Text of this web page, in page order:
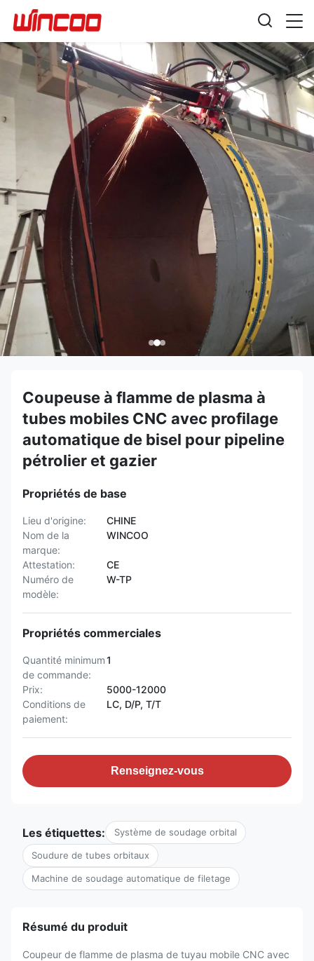
Coupeuse à flamme de plasma à
tubes mobiles CNC avec profilage
automatique de bisel pour pipeline
pétrolier et gazier
Propriétés de base
Lieu d'origine:
CHINE
Nom de la
marque:
WINCOO
Attestation:
CE
Numéro de
modèle:
W-TP
Propriétés commerciales
Quantité minimum
de commande:
1
Prix:
5000-12000
Conditions de
paiement:
LC, D/P, T/T
Renseignez-vous
Les étiquettes: Système de soudage orbital
Soudure de tubes orbitaux
Machine de soudage automatique de filetage
Résumé du produit
Coupeur de flamme de plasma de tuyau mobile CNC avec